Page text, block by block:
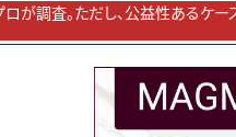
が調査。ただし、公益性あるケー